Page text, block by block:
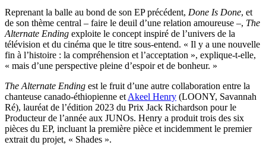
Reprenant la balle au bond de son EP précédent, Done Is Done, et
de son thème central – faire le deuil d’une relation amoureuse –, The
Alternate Ending exploite le concept inspiré de l’univers de la
télévision et du cinéma que le titre sous-entend. « Il y a une nouvelle
fin à l’histoire : la compréhension et l’acceptation », explique-t-elle,
« mais d’une perspective pleine d’espoir et de bonheur. »
The Alternate Ending est le fruit d’une autre collaboration entre la
chanteuse canado-éthiopienne et Akeel Henry (LOONY, Savannah
Ré), lauréat de l’édition 2023 du Prix Jack Richardson pour le
Producteur de l’année aux JUNOs. Henry a produit trois des six
pièces du EP, incluant la première pièce et incidemment le premier
extrait du projet, « Shades ».